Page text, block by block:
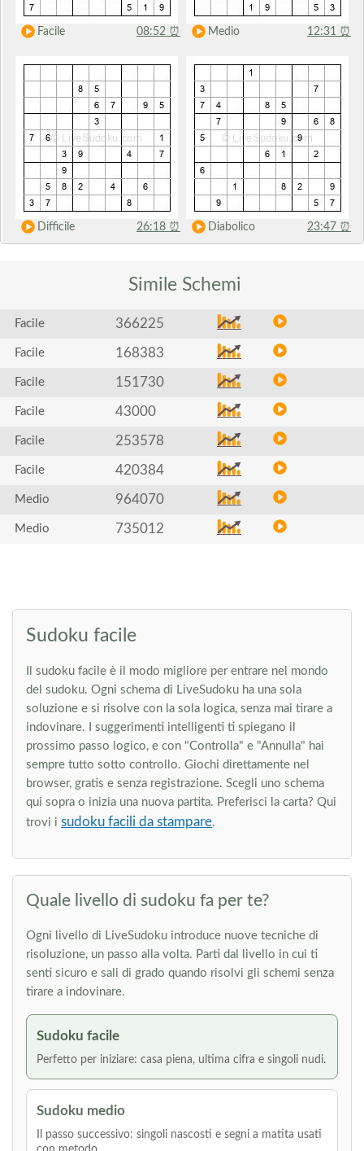
Facile 08:52 ⏰ Medio 12:31 ⏰
Difficile 26:18 ⏰ Diabolico 23:47 ⏰
Simile Schemi
Facile 366225
Facile 168383
Facile 151730
Facile 43000
Facile 253578
Facile 420384
Medio 964070
Medio 735012
Sudoku facile
Il sudoku facile è il modo migliore per entrare nel mondo
del sudoku. Ogni schema di LiveSudoku ha una sola
soluzione e si risolve con la sola logica, senza mai tirare a
indovinare. I suggerimenti intelligenti ti spiegano il
prossimo passo logico, e con "Controlla" e "Annulla" hai
sempre tutto sotto controllo. Giochi direttamente nel
browser, gratis e senza registrazione. Scegli uno schema
qui sopra o inizia una nuova partita. Preferisci la carta? Qui
trovi i sudoku facili da stampare.
Quale livello di sudoku fa per te?
Ogni livello di LiveSudoku introduce nuove tecniche di
risoluzione, un passo alla volta. Parti dal livello in cui ti
senti sicuro e sali di grado quando risolvi gli schemi senza
tirare a indovinare.
Sudoku facile
Perfetto per iniziare: casa piena, ultima cifra e singoli nudi.
Sudoku medio
Il passo successivo: singoli nascosti e segni a matita usati